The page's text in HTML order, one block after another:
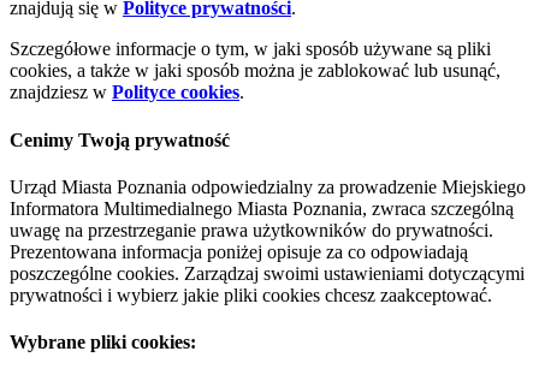
znajdują się w Polityce prywatności.
Szczegółowe informacje o tym, w jaki sposób używane są pliki
cookies, a także w jaki sposób można je zablokować lub usunąć,
znajdziesz w Polityce cookies.
Cenimy Twoją prywatność
Urząd Miasta Poznania odpowiedzialny za prowadzenie Miejskiego
Informatora Multimedialnego Miasta Poznania, zwraca szczególną
uwagę na przestrzeganie prawa użytkowników do prywatności.
Prezentowana informacja poniżej opisuje za co odpowiadają
poszczególne cookies. Zarządzaj swoimi ustawieniami dotyczącymi
prywatności i wybierz jakie pliki cookies chcesz zaakceptować.
Wybrane pliki cookies: